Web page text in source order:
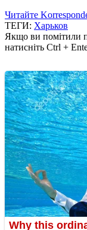
Читайте
ТЕГИ: Харьков
Якщо ви помітили
натисніть Ctrl +